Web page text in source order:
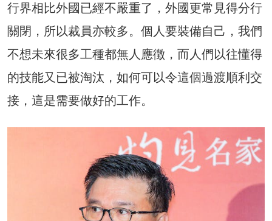
行界相比外國已經不嚴重了，外國更常見得分行
關閉，所以裁員亦較多。個人要裝備自己，我們
不想未來很多工種都無人應徴，而人們以往懂得
的技能又已被淘汰，如何可以令這個過渡順利交
接，這是需要做好的工作。